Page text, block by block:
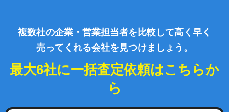
複数社の企業・営業担当者を比較して高く早く
売ってくれる会社を見つけましょう。
最大6社に一括査定依頼はこちらか
ら